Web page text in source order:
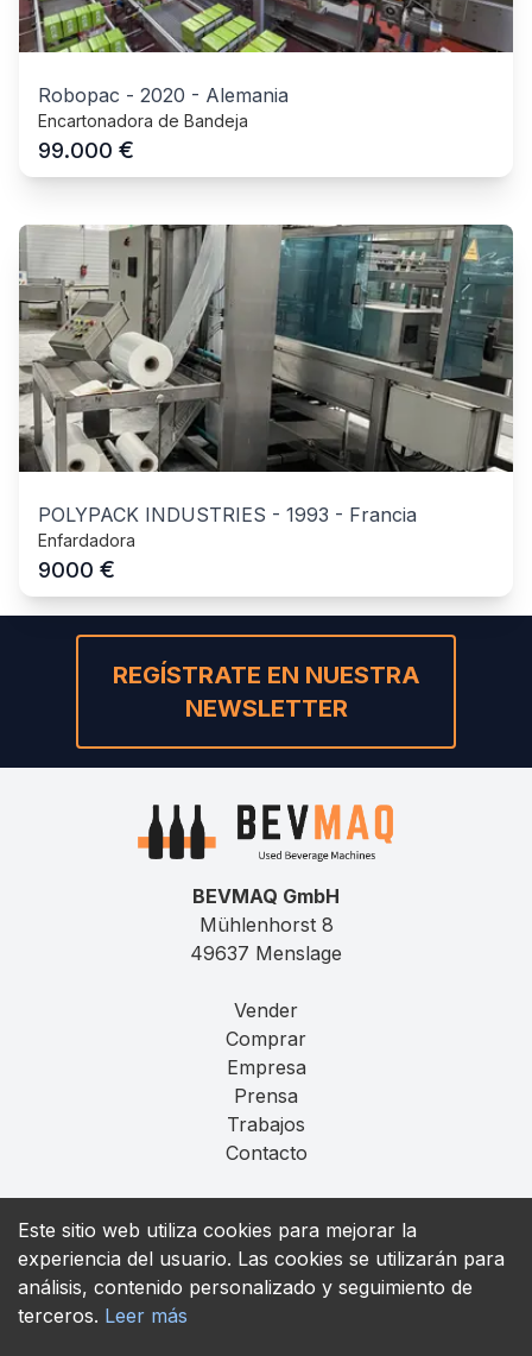
Robopac - 2020 - Alemania
Encartonadora de Bandeja
99.000 €
POLYPACK INDUSTRIES - 1993 - Francia
Enfardadora
9000 €
Este sitio web utiliza cookies para mejorar la
experiencia del usuario. Las cookies se utilizarán para
análisis, contenido personalizado y seguimiento de
terceros. Leer más
REGÍSTRATE EN NUESTRA
NEWSLETTER
BEVMAQ GmbH
Mühlenhorst 8
49637 Menslage
Vender
Comprar
Empresa
Prensa
Trabajos
Contacto
Privacidad
T&C
contact@bevmaq.com